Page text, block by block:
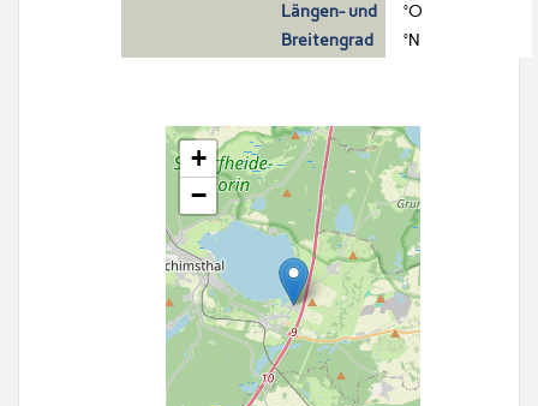
Längen- und
Breitengrad
°O
°N
+
−